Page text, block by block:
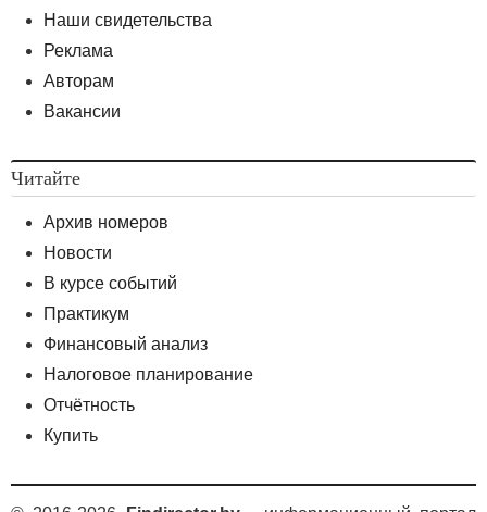
Наши свидетельства
Реклама
Авторам
Вакансии
Читайте
Архив номеров
Новости
В курсе событий
Практикум
Финансовый анализ
Налоговое планирование
Отчётность
Купить